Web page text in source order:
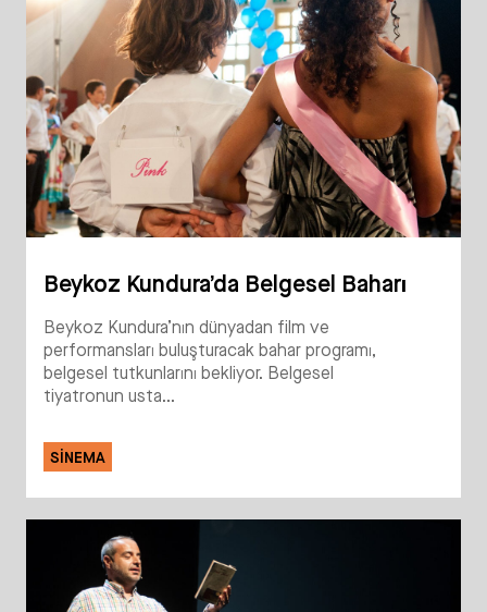
Beykoz Kundura’da Belgesel Baharı
Beykoz Kundura’nın dünyadan film ve
performansları buluşturacak bahar programı,
belgesel tutkunlarını bekliyor. Belgesel
tiyatronun usta...
SINEMA